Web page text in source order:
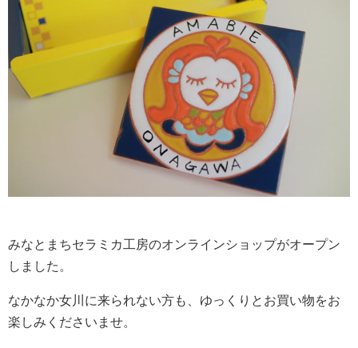
みなとまちセラミカ工房のオンラインショップがオープン
しました。
なかなか女川に来られない方も、ゆっくりとお買い物をお
楽しみくださいませ。